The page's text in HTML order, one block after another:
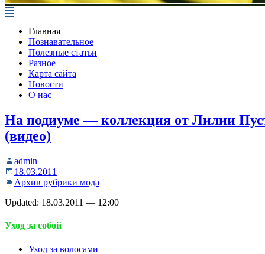
Главная
Познавательное
Полезные статьи
Разное
Карта сайта
Новости
О нас
На подиуме — коллекция от Лилии
(видео)
admin
18.03.2011
Архив рубрики мода
Updated: 18.03.2011 — 12:00
Уход за собой
Уход за волосами